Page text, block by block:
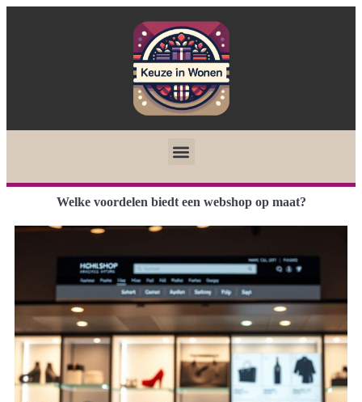
Welke voordelen biedt een webshop op maat?